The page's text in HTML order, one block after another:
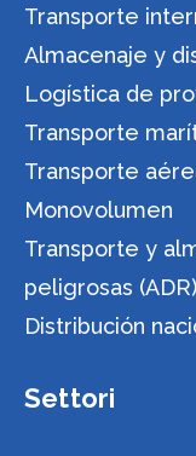
Transporte
Almacenaje y
Logística de
Transporte
Transporte
Monovolumen
Transporte y
peligrosas (ADR)
Distribución
Settori